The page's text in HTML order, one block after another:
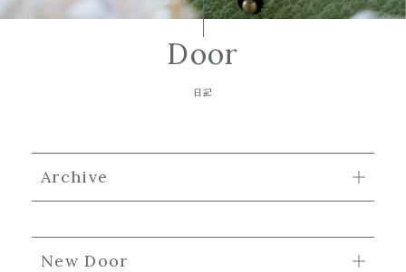
Door
日記
Archive
New Door